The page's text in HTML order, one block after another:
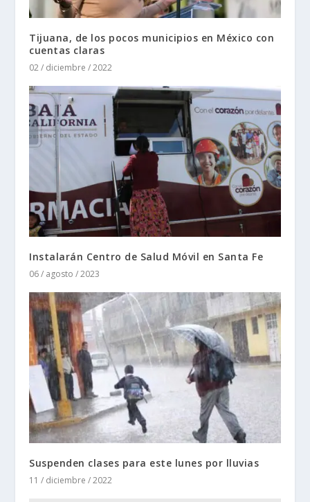
Tijuana, de los pocos municipios en México con
cuentas claras
02 / diciembre / 2022
Instalarán Centro de Salud Móvil en Santa Fe
06 / agosto / 2023
Suspenden clases para este lunes por lluvias
11 / diciembre / 2022